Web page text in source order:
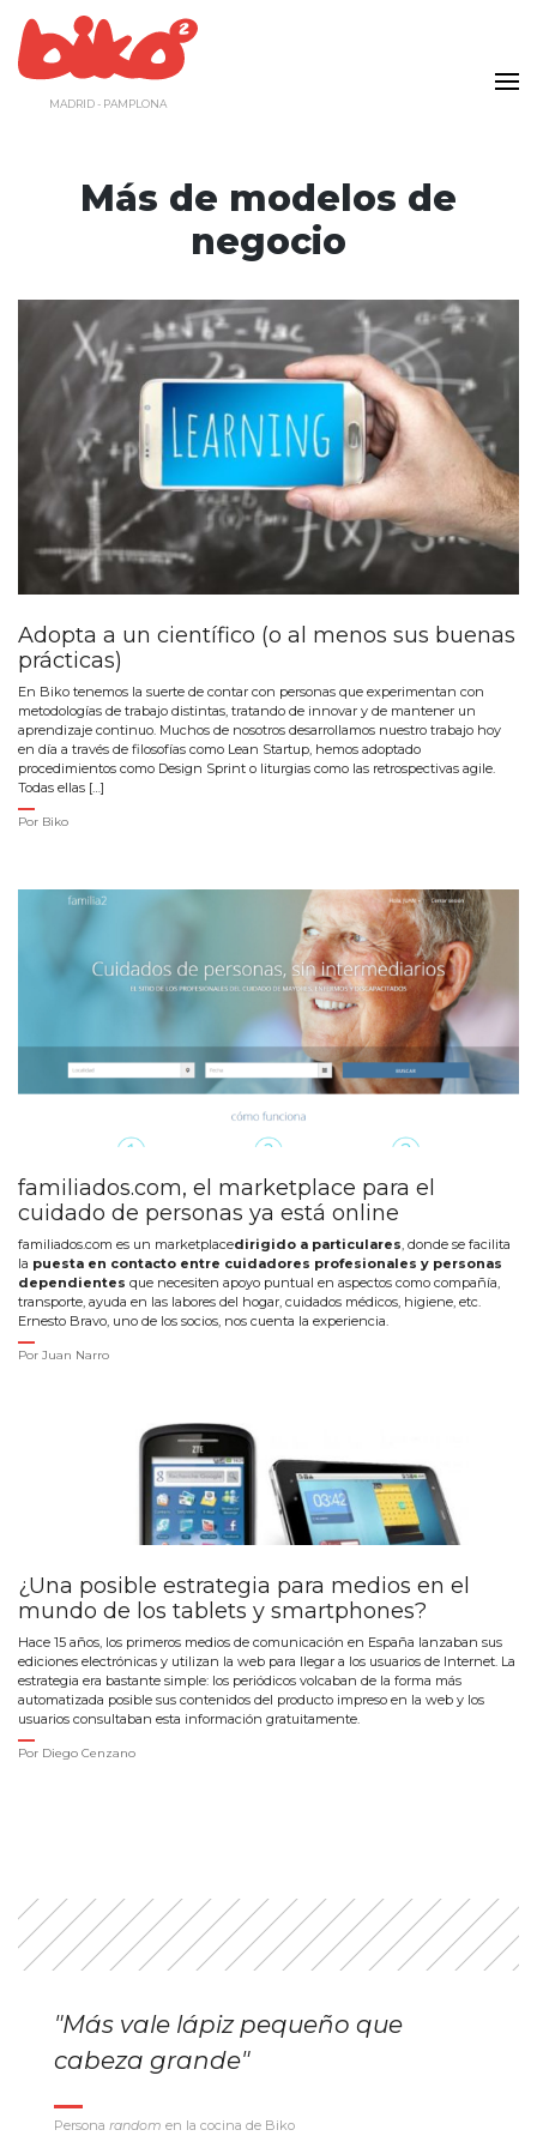
contenido
MADRID - PAMPLONA
Más de modelos de
negocio
Adopta a un científico (o al menos sus buenas
prácticas)
En Biko tenemos la suerte de contar con personas que experimentan con
metodologías de trabajo distintas, tratando de innovar y de mantener un
aprendizaje continuo. Muchos de nosotros desarrollamos nuestro trabajo hoy
en día a través de filosofías como Lean Startup, hemos adoptado
procedimientos como Design Sprint o liturgias como las retrospectivas agile.
Todas ellas […]
Por Biko
familiados.com, el marketplace para el
cuidado de personas ya está online
familiados.com es un marketplacedirigido a particulares , donde se facilita
la puesta en contacto entre cuidadores profesionales y personas
dependientes que necesiten apoyo puntual en aspectos como compañía,
transporte, ayuda en las labores del hogar, cuidados médicos, higiene, etc.
Ernesto Bravo, uno de los socios, nos cuenta la experiencia.
Por Juan Narro
¿Una posible estrategia para medios en el
mundo de los tablets y smartphones?
Hace 15 años, los primeros medios de comunicación en España lanzaban sus
ediciones electrónicas y utilizan la web para llegar a los usuarios de Internet. La
estrategia era bastante simple: los periódicos volcaban de la forma más
automatizada posible sus contenidos del producto impreso en la web y los
usuarios consultaban esta información gratuitamente.
Por Diego Cenzano
"Más vale lápiz pequeño que
cabeza grande"
Persona random en la cocina de Biko